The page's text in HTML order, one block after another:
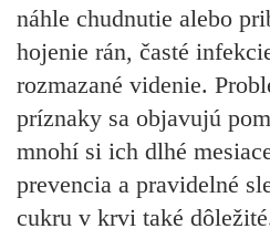
náhle chudnutie alebo
hojenie rán, časté
rozmazané videnie.
príznaky sa objavujú
mnohí si ich dlhé
prevencia a pravidelné
cukru v krvi také